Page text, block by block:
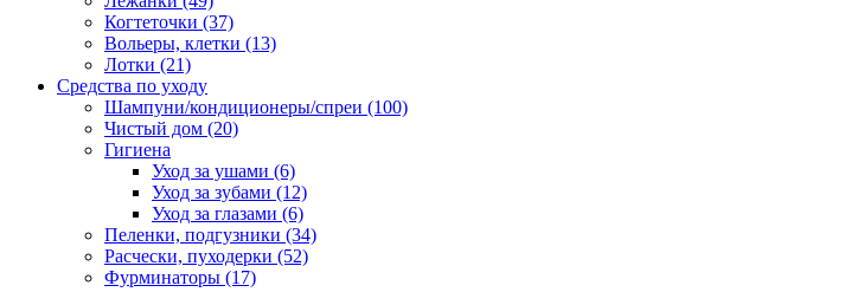
Когтеточки (37)
Вольеры, клетки (13)
Лотки (21)
Средства по уходу
Шампуни/кондиционеры/спреи (100)
Чистый дом (20)
Гигиена
Уход за ушами (6)
Уход за зубами (12)
Уход за глазами (6)
Пеленки, подгузники (34)
Расчески, пуходерки (52)
Фурминаторы (17)